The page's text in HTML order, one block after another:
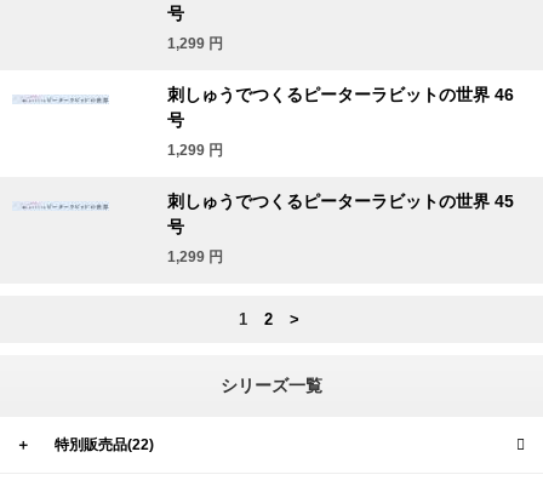
号
1,299 円
刺しゅうでつくるピーターラビットの世界 46
号
1,299 円
刺しゅうでつくるピーターラビットの世界 45
号
1,299 円
1 2 >
シリーズ一覧
＋ 特別販売品(22)